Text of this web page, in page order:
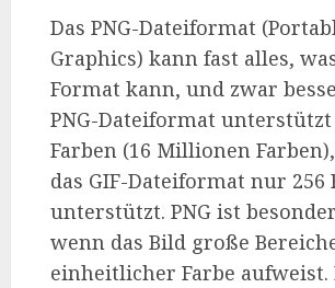
Das PNG-Dateiformat
Graphics) kann fast alles,
Format kann, und zwar
PNG-Dateiformat unterstützt
Farben (16 Millionen
das GIF-Dateiformat nur 256
unterstützt. PNG ist
wenn das Bild große
einheitlicher Farbe aufweist.